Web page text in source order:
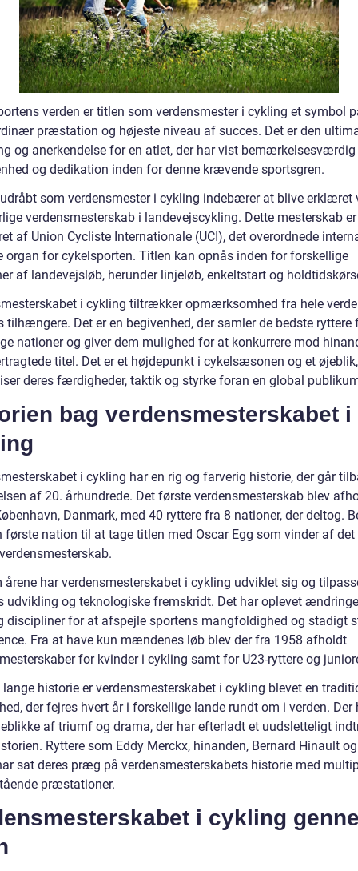
verden er titlen som verdensmester i cykling et symbol
præstation og højeste niveau af succes. Det er den
og anerkendelse for en atlet, der har vist bemærkelsesværdig
og dedikation inden for denne krævende sportsgren.
som verdensmester i cykling indebærer at blive erklæret
verdensmesterskab i landevejscykling. Dette mesterskab er
af Union Cycliste Internationale (UCI), det overordnede
organ for cykelsporten. Titlen kan opnås inden for forskellige
af landevejsløb, herunder linjeløb, enkeltstart og
i cykling tiltrækker opmærksomhed fra hele
tilhængere. Det er en begivenhed, der samler de bedste ryttere
nationer og giver dem mulighed for at konkurrere mod
titel. Det er et højdepunkt i cykelsæsonen og et
deres færdigheder, taktik og styrke foran en global
bag verdensmesterskabet i
i cykling har en rig og farverig historie, der går
af 20. århundrede. Det første verdensmesterskab blev
Danmark, med 40 ryttere fra 8 nationer, der deltog.
første nation til at tage titlen med Oscar Egg som vinder af
årene har verdensmesterskabet i cykling udviklet sig og
udvikling og teknologiske fremskridt. Det har oplevet
discipliner for at afspejle sportens mangfoldighed og stadigt
Fra at have kun mændenes løb blev der fra 1958 afholdt
for kvinder i cykling samt for U23-ryttere og
historie er verdensmesterskabet i cykling blevet en
der fejres hvert år i forskellige lande rundt om i verden. Der
af triumf og drama, der har efterladt et uudsletteligt
Ryttere som Eddy Merckx, hinanden, Bernard Hinault
sat deres præg på verdensmesterskabets historie med
præstationer.
i cykling